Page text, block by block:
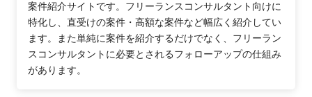
案件紹介サイトです。フリーランスコンサルタント向けに
特化し、直受けの案件・高額な案件など幅広く紹介してい
ます。また単純に案件を紹介するだけでなく、フリーラン
スコンサルタントに必要とされるフォローアップの仕組み
があります。